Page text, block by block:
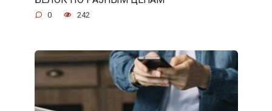
0 242